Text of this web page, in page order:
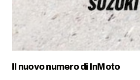
Il nuovo numero di InMoto